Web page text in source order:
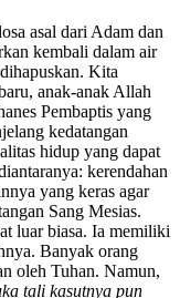
asal dari Adam dan
kembali dalam air
Kita
anak-anak Allah
Pembaptis yang
kedatangan
hidup yang dapat
kerendahan
yang keras agar
Sang Mesias.
luar biasa. Ia memiliki
Banyak orang
oleh Tuhan. Namun,
tali kasutnya pun